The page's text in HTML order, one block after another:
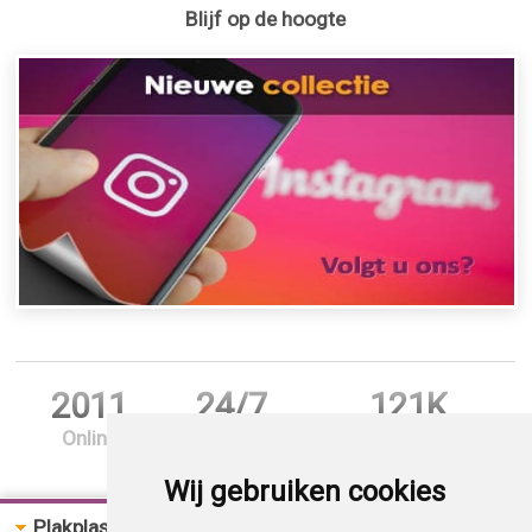
Wij gebruiken cookies
Blijf op de hoogte
2011
Online
24/7 121K
Plakplastic